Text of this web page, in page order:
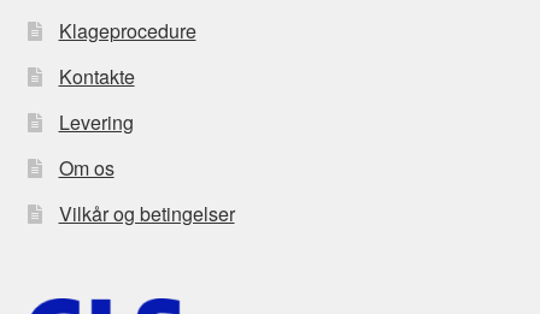
Klageprocedure
Kontakte
Levering
Om os
Vilkår og betingelser